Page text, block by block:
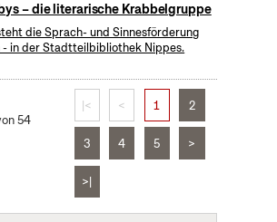
– die literarische Krabbelgruppe
die Sprach- und Sinnesförderung
- in der Stadtteilbibliothek Nippes.
54
|< < 1 2
3 4 5 >
>|